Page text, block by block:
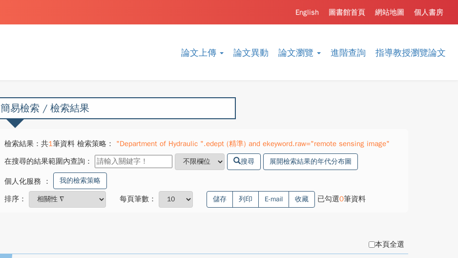
論文上傳 論文異動 論文瀏覽 進階查詢 指導教授瀏覽論文
個人書房
網站地圖
圖書館首頁
English
簡易檢索 / 檢索結果
檢索結果：共1筆資料 檢索策略：
"Department of Hydraulic ".edept (精準) and ekeyword.raw="remote sensing image"
在搜尋的結果範圍內查詢：
搜尋 展開檢索結果的年代分布圖
個人化服務 ： 我的檢索策略
排序： 每頁筆數： 儲存 列印 E-mail 收藏 已勾選0筆資料
本頁全選